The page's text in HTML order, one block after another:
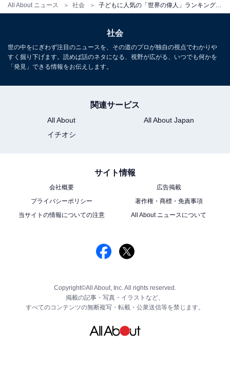
All About ニュース 社会 子どもに人気の「世界の偉人」ランキング！ 3位「ナイチンゲール」、2位「ヘレン・ケラー」、1位は？
社会
世の中をにぎわず注目のニュースを、その道のプロが独自の視点でわかりや
すく掘り下げます。読めば話のネタになる、視野が広がる、いつでも何かを
「発見」できる情報をお伝えします。
関連サービス
All About
All About Japan
イチオシ
サイト情報
会社概要
広告掲載
プライバシーポリシー
著作権・商標・免責事項
当サイトの情報についての注意
All About ニュースについて
Copyright©All About, Inc. All rights reserved.
掲載の記事・写真・イラストなど、
すべてのコンテンツの無断複写・転載・公衆送信等を禁じます。